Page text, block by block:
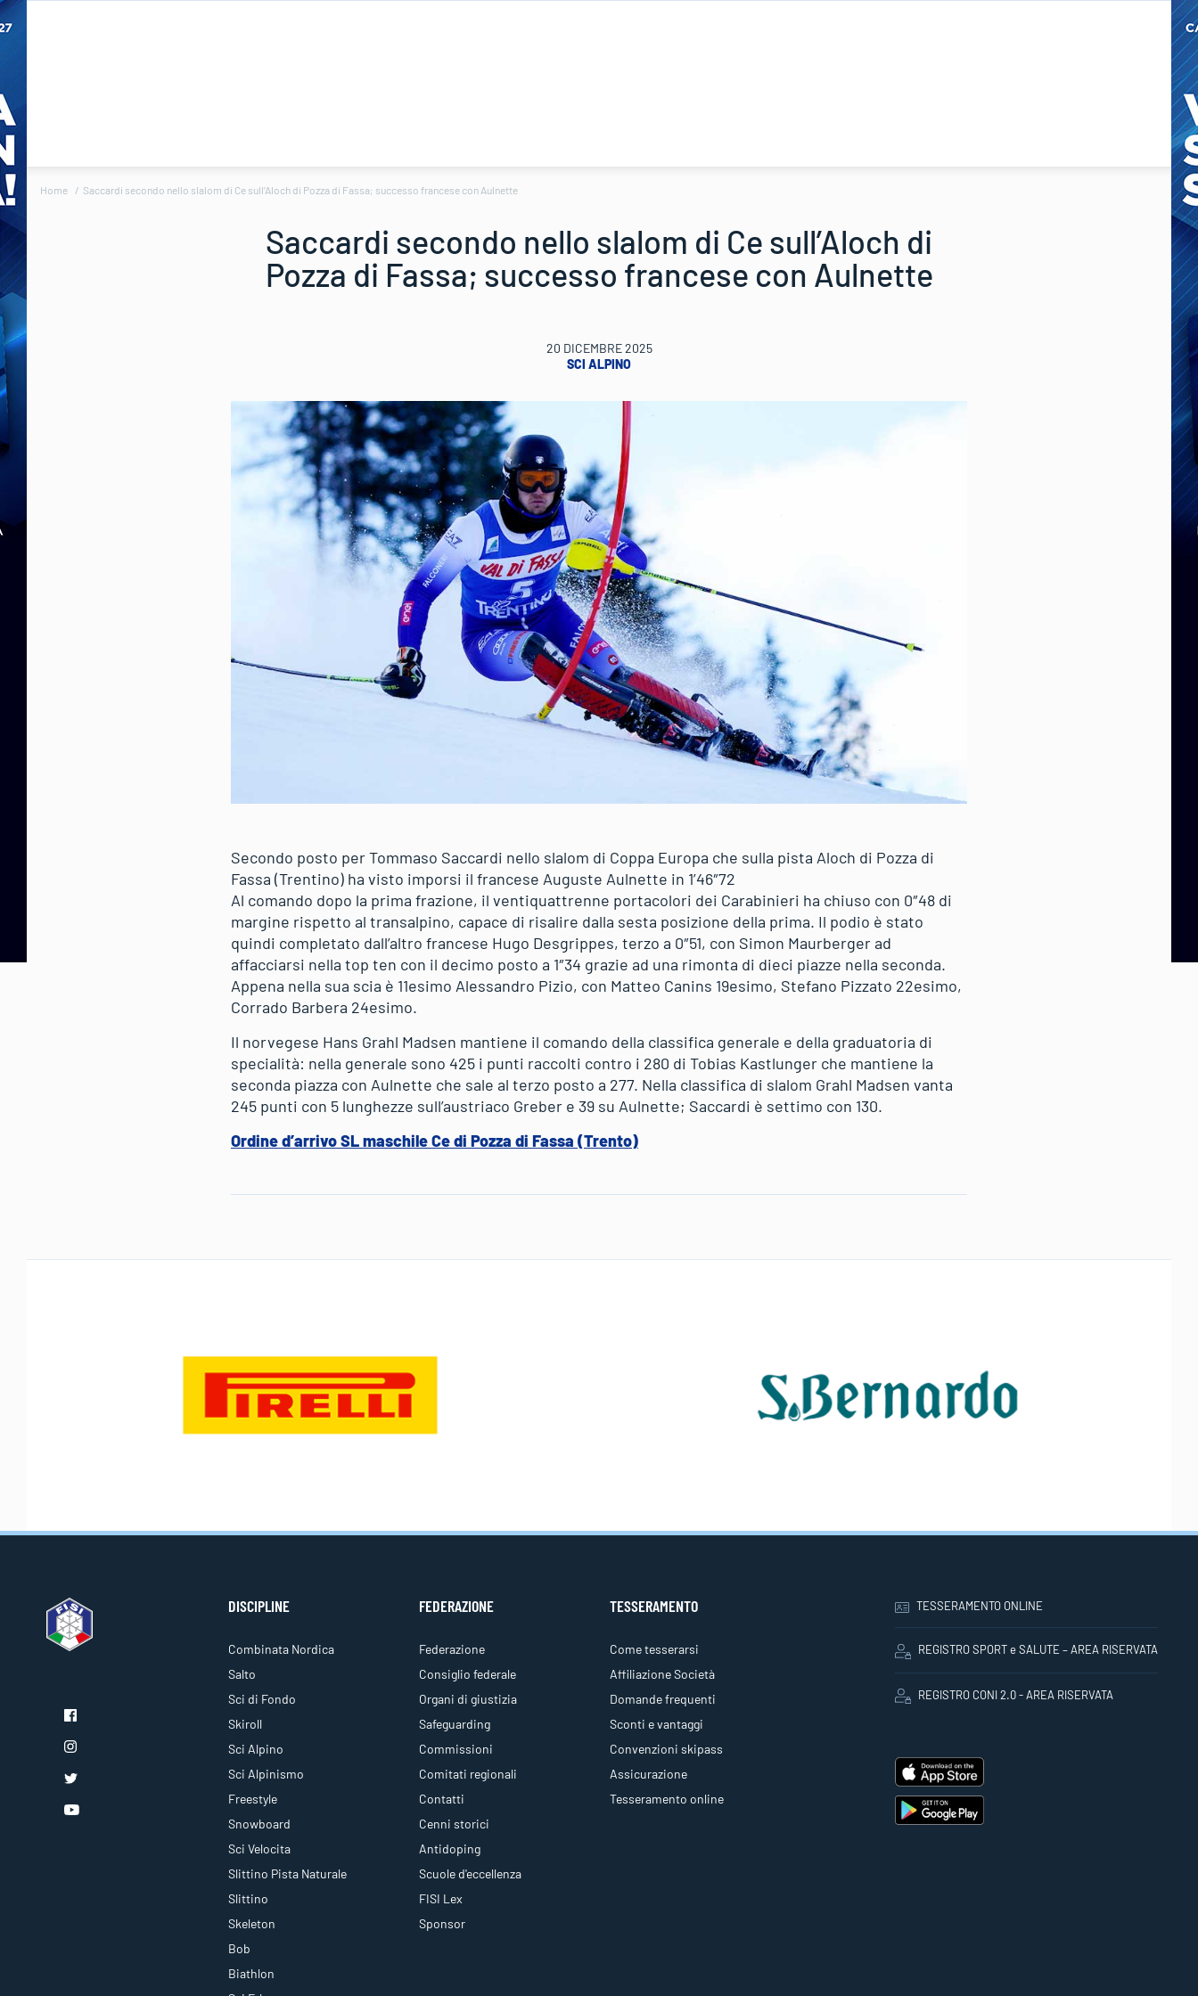
Home Saccardi secondo nello slalom di Ce sull’Aloch di Pozza di Fassa; successo francese con Aulnette
Saccardi secondo nello slalom di Ce sull’Aloch di
Pozza di Fassa; successo francese con Aulnette
20 DICEMBRE 2025
SCI ALPINO
Secondo posto per Tommaso Saccardi nello slalom di Coppa Europa che sulla pista Aloch di Pozza di
Fassa (Trentino) ha visto imporsi il francese Auguste Aulnette in 1’46″72
Al comando dopo la prima frazione, il ventiquattrenne portacolori dei Carabinieri ha chiuso con 0″48 di
margine rispetto al transalpino, capace di risalire dalla sesta posizione della prima. Il podio è stato
quindi completato dall’altro francese Hugo Desgrippes, terzo a 0″51, con Simon Maurberger ad
affacciarsi nella top ten con il decimo posto a 1″34 grazie ad una rimonta di dieci piazze nella seconda.
Appena nella sua scia è 11esimo Alessandro Pizio, con Matteo Canins 19esimo, Stefano Pizzato 22esimo,
Corrado Barbera 24esimo.
Il norvegese Hans Grahl Madsen mantiene il comando della classifica generale e della graduatoria di
specialità: nella generale sono 425 i punti raccolti contro i 280 di Tobias Kastlunger che mantiene la
seconda piazza con Aulnette che sale al terzo posto a 277. Nella classifica di slalom Grahl Madsen vanta
245 punti con 5 lunghezze sull’austriaco Greber e 39 su Aulnette; Saccardi è settimo con 130.
Ordine d’arrivo SL maschile Ce di Pozza di Fassa (Trento)
DISCIPLINE
Combinata Nordica
Salto
Sci di Fondo
Skiroll
Sci Alpino
Sci Alpinismo
Freestyle
Snowboard
Sci Velocita
Slittino Pista Naturale
Slittino
Skeleton
Bob
Biathlon
FEDERAZIONE
Federazione
Consiglio federale
Organi di giustizia
Safeguarding
Commissioni
Comitati regionali
Contatti
Cenni storici
Antidoping
Scuole d'eccellenza
FISI Lex
Sponsor
TESSERAMENTO
Come tesserarsi
Affiliazione Società
Domande frequenti
Sconti e vantaggi
Convenzioni skipass
Assicurazione
Tesseramento online
TESSERAMENTO ONLINE
REGISTRO SPORT e SALUTE – AREA RISERVATA
REGISTRO CONI 2.0 - AREA RISERVATA